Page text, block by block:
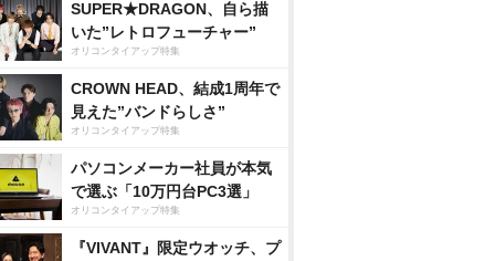
SUPER★DRAGON、自ら描
いた”レトロフューチャー”
オリコンタイアップ特集
CROWN HEAD、結成1周年で
見えた”バンドらしさ”
オリコンタイアップ特集
パソコンメーカー社員が本気
で選ぶ「10万円台PC3選」
オリコンタイアップ特集
『VIVANT』限定ウオッチ、プ